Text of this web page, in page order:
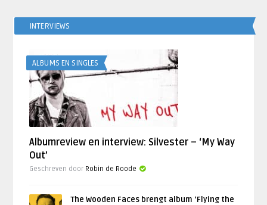
INTERVIEWS
ALBUMS EN SINGLES
Albumreview en interview: Silvester – ‘My Way
Out’
Geschreven door Robin de Roode
The Wooden Faces brengt album ‘Flying the